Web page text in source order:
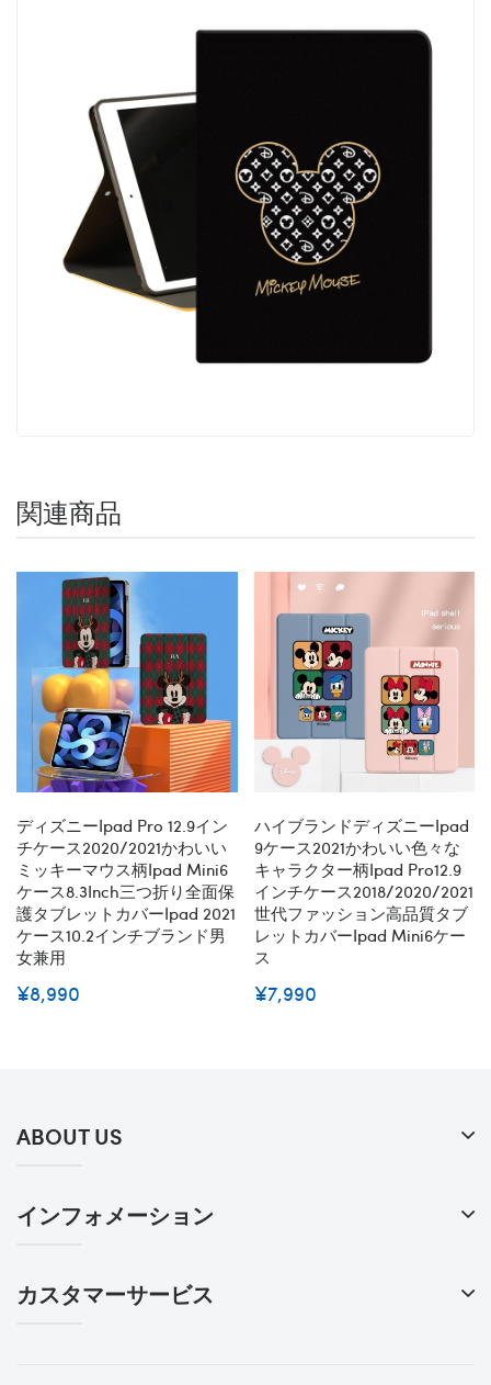
関連商品
ディズニーipad Pro 12.9イン
チケース2020/2021かわいい
ミッキーマウス柄ipad Mini6
ケース8.3Inch三つ折り全面保
護タブレットカバーipad 2021
ケース10.2インチブランド男
女兼用
¥8,990
ハイブランドディズニーipad
9ケース2021かわいい色々な
キャラクター柄ipad Pro12.9
インチケース2018/2020/2021
世代ファッション高品質タブ
レットカバーipad Mini6ケー
ス
¥7,990
ABOUT US
インフォメーション
カスタマーサービス